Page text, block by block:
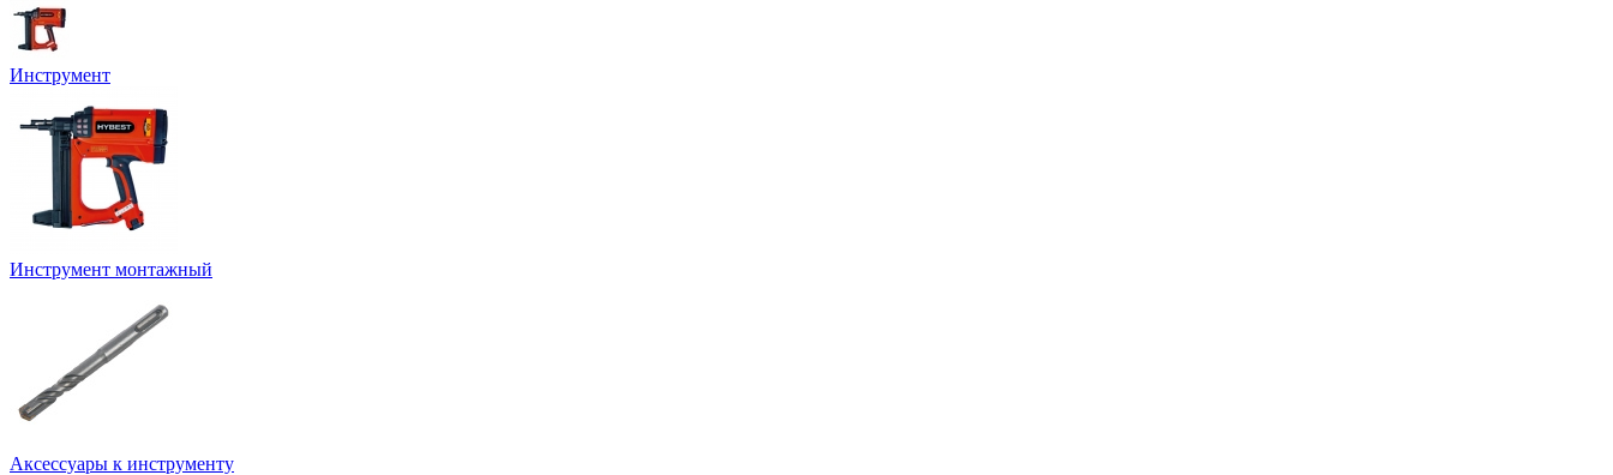
Инструмент
Инструмент монтажный
Аксессуары к инструменту